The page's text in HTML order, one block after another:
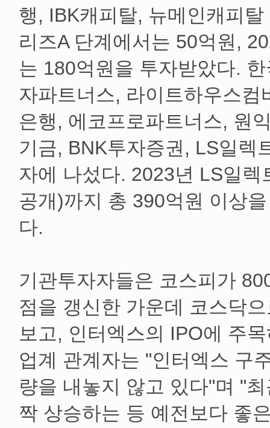
행, IBK캐피탈, 뉴메인캐피
리즈A 단계에서는 50억원,
는 180억원을 투자받았다.
자파트너스, 라이트하우스
은행, 에코프로파트너스, 원
기금, BNK투자증권, LS일렉
자에 나섰다. 2023년 LS일
공개)까지 총 390억원 이상
다.
기관투자자들은 코스피가
점을 갱신한 가운데 코스닥
보고, 인터엑스의 IPO에 주
업계 관계자는 "인터엑스 구
량을 내놓지 않고 있다"며 "
짝 상승하는 등 예전보다 좋